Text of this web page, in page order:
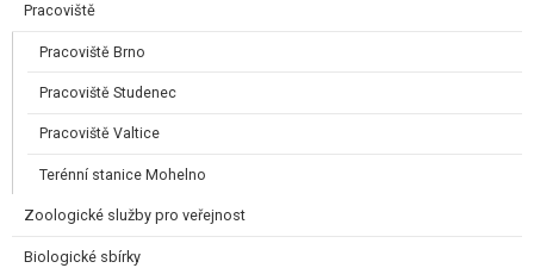
Pracoviště
Pracoviště Brno
Pracoviště Studenec
Pracoviště Valtice
Terénní stanice Mohelno
Zoologické služby pro veřejnost
Biologické sbírky